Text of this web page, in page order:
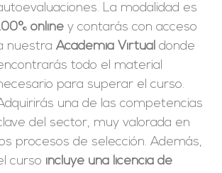
La modalidad es
online y contarás con acceso
nuestraAcademia Virtual donde
todo el material
para superar el curso.
una de las competencias
del sector, muy valorada en
procesos de selección. Además,
curso incluye una licencia de